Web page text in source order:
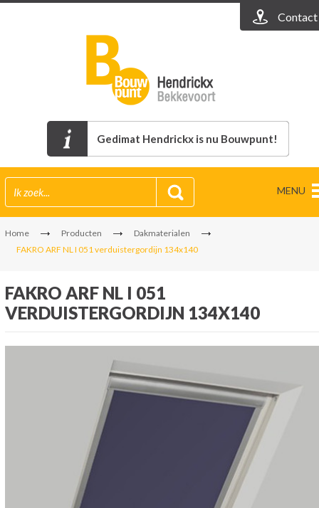
Contact
Gedimat Hendrickx is nu Bouwpunt!
MENU
Home Producten
Dakmaterialen
FAKRO ARF NL I 051 verduistergordijn 134x140
FAKRO ARF NL I 051
VERDUISTERGORDIJN 134X140